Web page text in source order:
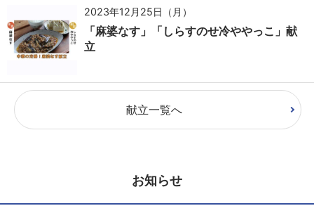
2023年12月25日（月）
「麻婆なす」「しらすのせ冷ややっこ」献
立
献立一覧へ
お知らせ